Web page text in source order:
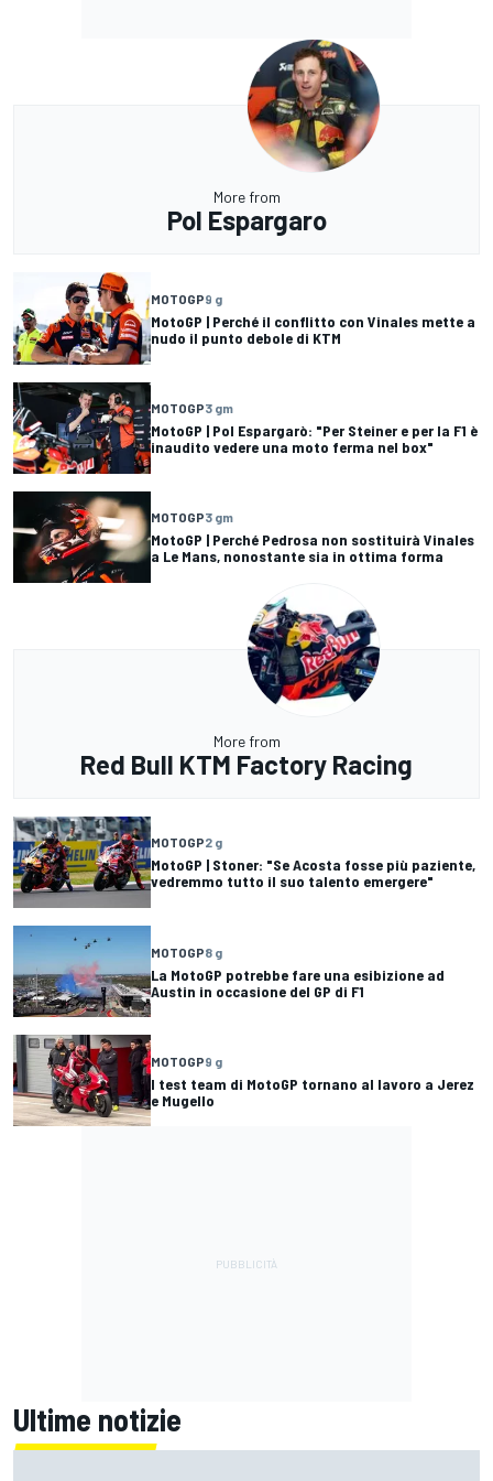
More from
Pol Espargaro
MOTOGP9 g
MotoGP | Perché il conflitto con Vinales mette a
nudo il punto debole di KTM
MOTOGP3 gm
MotoGP | Pol Espargarò: "Per Steiner e per la F1 è
inaudito vedere una moto ferma nel box"
MOTOGP3 gm
MotoGP | Perché Pedrosa non sostituirà Vinales
a Le Mans, nonostante sia in ottima forma
More from
Red Bull KTM Factory Racing
MOTOGP2 g
MotoGP | Stoner: "Se Acosta fosse più paziente,
vedremmo tutto il suo talento emergere"
MOTOGP8 g
La MotoGP potrebbe fare una esibizione ad
Austin in occasione del GP di F1
MOTOGP9 g
I test team di MotoGP tornano al lavoro a Jerez
e Mugello
Ultime notizie